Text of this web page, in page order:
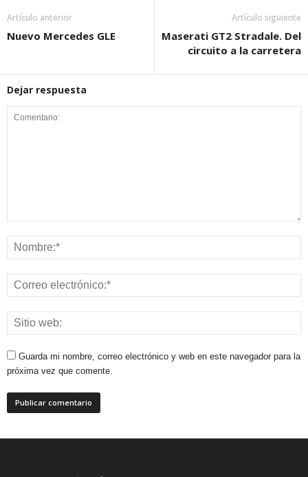
Artículo anterior
Nuevo Mercedes GLE
Artículo siguiente
Maserati GT2 Stradale. Del
circuito a la carretera
Dejar respuesta
Guarda mi nombre, correo electrónico y web en este navegador para la
próxima vez que comente.